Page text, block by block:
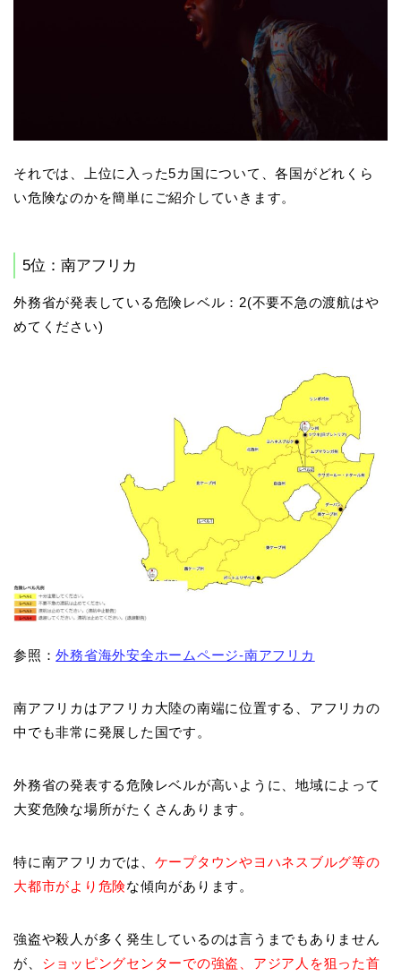
それでは、上位に入った5カ国について、各国がどれくら
い危険なのかを簡単にご紹介していきます。
5位：南アフリカ
外務省が発表している危険レベル：2(不要不急の渡航はや
めてください)
参照：外務省海外安全ホームページ-南アフリカ
南アフリカはアフリカ大陸の南端に位置する、アフリカの
中でも非常に発展した国です。
外務省の発表する危険レベルが高いように、地域によって
大変危険な場所がたくさんあります。
特に南アフリカでは、 ケープタウンやヨハネスブルグ等の
大都市がより危険な傾向があります。
強盗や殺人が多く発生しているのは言うまでもありません
が、 ショッピングセンターでの強盗、アジア人を狙った首